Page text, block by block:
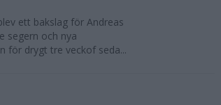
ett bakslag för Andreas
segern och nya
för drygt tre veckof seda...